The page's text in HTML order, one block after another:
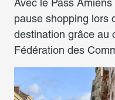
Avec le Pass
pause shopping lors
destination grâce au
Fédération des